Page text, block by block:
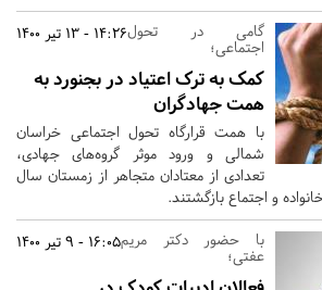
14:26 - 13 تیر 1400گامی در تحول
اجتماعی؛
کمک به ترک اعتیاد در بجنورد به
همت جهادگران
با همت قرارگاه تحول اجتماعی خراسان
شمالی و ورود موثر گروه‌های جهادی،
تعدادی از معتادان متجاهر از زمستان سال
و اجتماع بازگشتند.
16:05 - 9 تیر 1400با حضور دکتر مریم
عفتی؛